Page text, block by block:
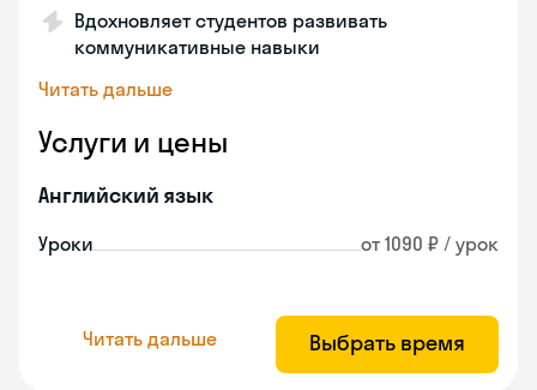
Вдохновляет студентов развивать
коммуникативные навыки
Читать дальше
Услуги и цены
Английский язык
Уроки от 1090 ₽ / урок
Читать дальше Выбрать время